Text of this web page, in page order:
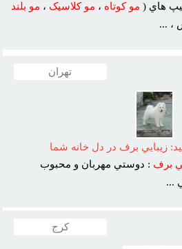
هاي ( مو کوتاه ، مو کلاسيک ، مو بلند
، ...
تهران
زيبايي برف در دل خانه شما
برف : دوستي مهربان و محبوب
...
کرج